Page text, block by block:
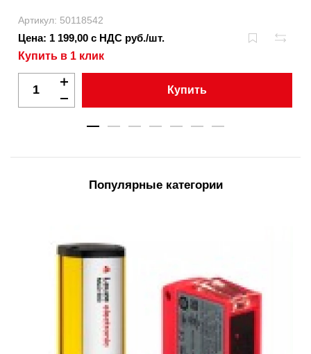
Артикул: 50118542
Цена: 1 199,00 с НДС руб./шт.
Купить в 1 клик
Купить
Популярные категории